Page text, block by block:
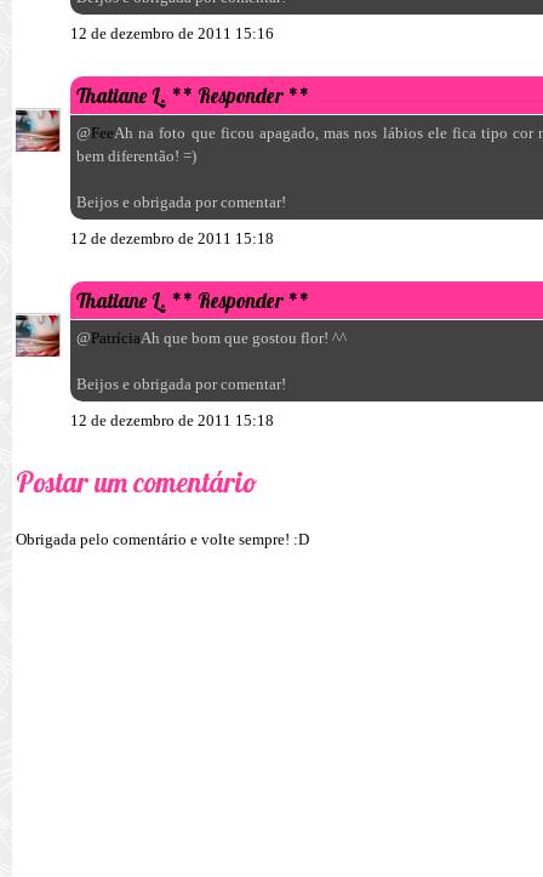
12 de dezembro de 2011 15:16
Thatiane L. ** Responder **
@FeeAh na foto que ficou apagado, mas nos lábios ele fica tipo cor
bem diferentão! =)
Beijos e obrigada por comentar!
12 de dezembro de 2011 15:18
Thatiane L. ** Responder **
@PatríciaAh que bom que gostou flor! ^^
Beijos e obrigada por comentar!
12 de dezembro de 2011 15:18
Postar um comentário
Obrigada pelo comentário e volte sempre! :D